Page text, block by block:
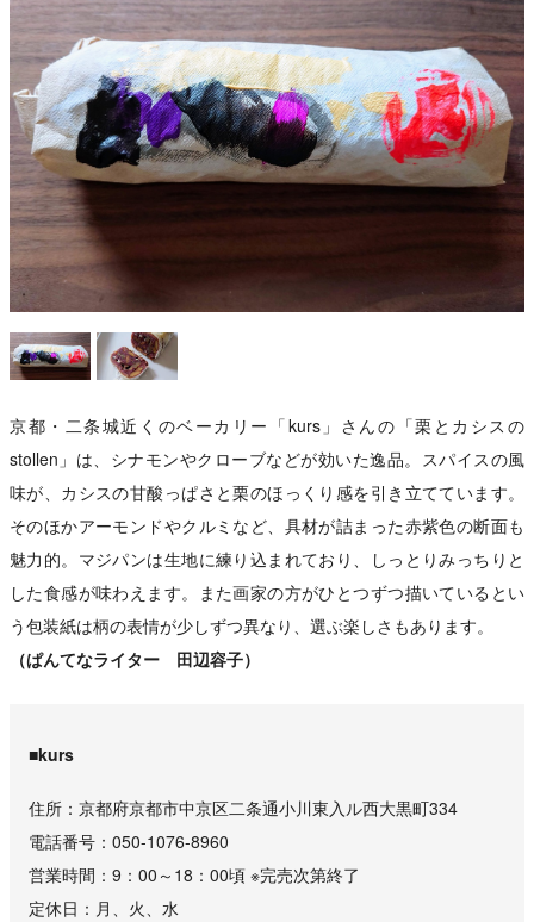
京都・二条城近くのベーカリー「kurs」さんの「栗とカシスの
stollen」は、シナモンやクローブなどが効いた逸品。スパイスの風
味が、カシスの甘酸っぱさと栗のほっくり感を引き立てています。
そのほかアーモンドやクルミなど、具材が詰まった赤紫色の断面も
魅力的。マジパンは生地に練り込まれており、しっとりみっちりと
した食感が味わえます。また画家の方がひとつずつ描いているとい
う包装紙は柄の表情が少しずつ異なり、選ぶ楽しさもあります。
（ぱんてなライター 田辺容子）
■kurs
住所
京都府京都市中京区二条通小川東入ル西大黒町334
電話番号
050-1076-8960
営業時間
9：00～18：00頃 ※完売次第終了
定休日
月、火、水